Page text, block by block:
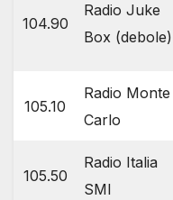
104.90
Radio Juke
Box (debole)
105.10
Radio Monte
Carlo
105.50
Radio Italia
SMI